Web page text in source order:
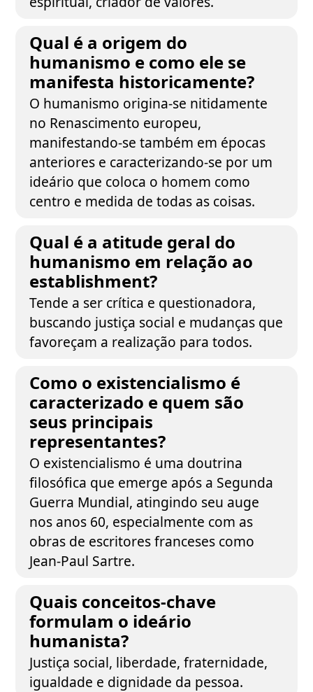
Qual é a origem do
humanismo e como ele se
manifesta historicamente?
O humanismo origina-se nitidamente
no Renascimento europeu,
manifestando-se também em épocas
anteriores e caracterizando-se por um
ideário que coloca o homem como
centro e medida de todas as coisas.
Qual é a atitude geral do
humanismo em relação ao
establishment?
Tende a ser crítica e questionadora,
buscando justiça social e mudanças que
favoreçam a realização para todos.
Como o existencialismo é
caracterizado e quem são
seus principais
representantes?
O existencialismo é uma doutrina
filosófica que emerge após a Segunda
Guerra Mundial, atingindo seu auge
nos anos 60, especialmente com as
obras de escritores franceses como
Jean-Paul Sartre.
Quais conceitos-chave
formulam o ideário
humanista?
Justiça social, liberdade, fraternidade,
igualdade e dignidade da pessoa.